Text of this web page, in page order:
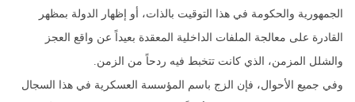
الجمهورية والحكومة في هذا التوقيت بالذات، أو إظهار الدولة بمظهر
القادرة على معالجة الملفات الداخلية المعقدة بعيداً عن واقع العجز
والشلل المزمن، الذي كانت تتخبط فيه ردحاً من الزمن.
وفي جميع الأحوال، فإن الزج باسم المؤسسة العسكرية في هذا السجال